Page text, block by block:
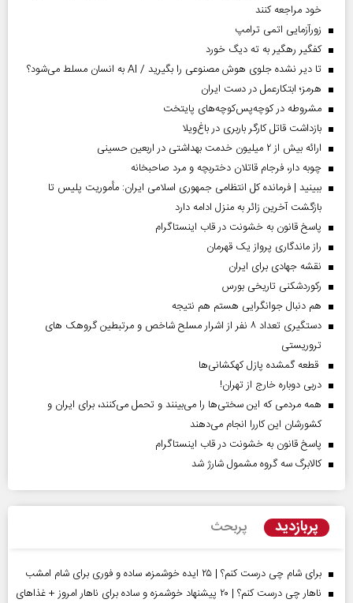
خود مراجعه کنند
زورآزمایی اتمی ترامپ
کفگیر رهگیر به ته دیگ خورد
تا دیر نشده جلوی هوش مصنوعی را بگیرید / AI به انسان مسلط می‌شود؟
هرمز؛ ابتکارعمل در دست ایران
مشروطه در کوچه‌پس‌کوچه‌های پایتخت
بازداشت قاتل کارگر باربری در باغ‌ویلا
ارائه بیش از ۲ میلیون خدمت بهداشتی در اربعین حسینی
چوبه دار، فرجام قاتلان دختربچه و مرد صاحبخانه
ببینید | فرمانده کل انتظامی جمهوری اسلامی ایران­: مأموریت پلیس تا
بازگشت آخرین زائر به منزل ادامه دارد
پاسخ قانون به خشونت در قاب اینستاگرام
راز ماندگاری پرواز یک قهرمان
نقشه جهادی برای ایران
رکوردشکنی تاریخی بورس
هم دنبال جوانگرایی هستم هم نتیجه
دستگیری تعداد ۸ نفر از اشرار مسلح شاخص و مرتبطین گروهک های
تروریستی
قطعه گمشده پازل کهکشانی‌ها
دربی دوباره خارج از تهران!
همه مردمی که این سختی‌ها را می‌بینند و تحمل می‌کنند، برای ایران و
کشورشان این کاررا انجام می‌دهند
پاسخ قانون به خشونت در قاب اینستاگرام
کالابرگ سه گروه مشمول شارژ شد
پربازدید پربحث
برای شام چی درست کنم؟ | ۲۵ ایده خوشمزه، ساده و فوری برای شام امشب
ناهار چی درست کنم؟ | ۲۰ پیشنهاد خوشمزه و ساده برای ناهار امروز + غذاهای